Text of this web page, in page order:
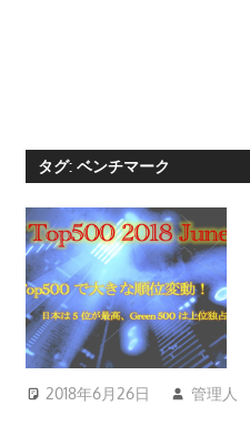
タグ: ベンチマーク
2018年6月26日 管理人